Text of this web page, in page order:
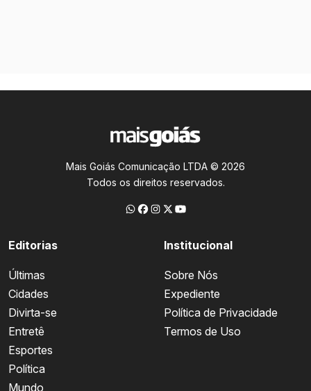
Mais Goiás Comunicação LTDA © 2026
Todos os direitos reservados.
Editorias
Últimas
Cidades
Divirta-se
Entretê
Esportes
Política
Mundo
Institucional
Sobre Nós
Expediente
Política de Privacidade
Termos de Uso